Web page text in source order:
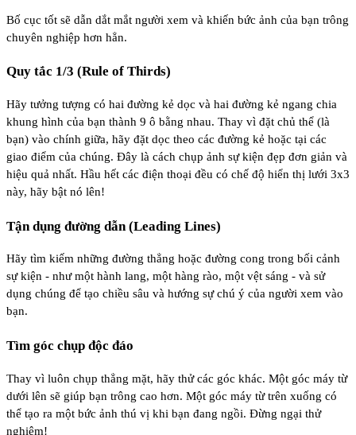
Bố cục tốt sẽ dẫn dắt mắt người xem và khiến bức ảnh của bạn trông
chuyên nghiệp hơn hẳn.
Quy tắc 1/3 (Rule of Thirds)
Hãy tưởng tượng có hai đường kẻ dọc và hai đường kẻ ngang chia
khung hình của bạn thành 9 ô bằng nhau. Thay vì đặt chủ thể (là
bạn) vào chính giữa, hãy đặt dọc theo các đường kẻ hoặc tại các
giao điểm của chúng. Đây là cách chụp ảnh sự kiện đẹp đơn giản và
hiệu quả nhất. Hầu hết các điện thoại đều có chế độ hiển thị lưới 3x3
này, hãy bật nó lên!
Tận dụng đường dẫn (Leading Lines)
Hãy tìm kiếm những đường thẳng hoặc đường cong trong bối cảnh
sự kiện - như một hành lang, một hàng rào, một vệt sáng - và sử
dụng chúng để tạo chiều sâu và hướng sự chú ý của người xem vào
bạn.
Tìm góc chụp độc đáo
Thay vì luôn chụp thẳng mặt, hãy thử các góc khác. Một góc máy từ
dưới lên sẽ giúp bạn trông cao hơn. Một góc máy từ trên xuống có
thể tạo ra một bức ảnh thú vị khi bạn đang ngồi. Đừng ngại thử
nghiệm!